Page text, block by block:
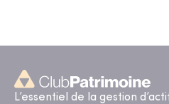
L’essentiel de la gestion